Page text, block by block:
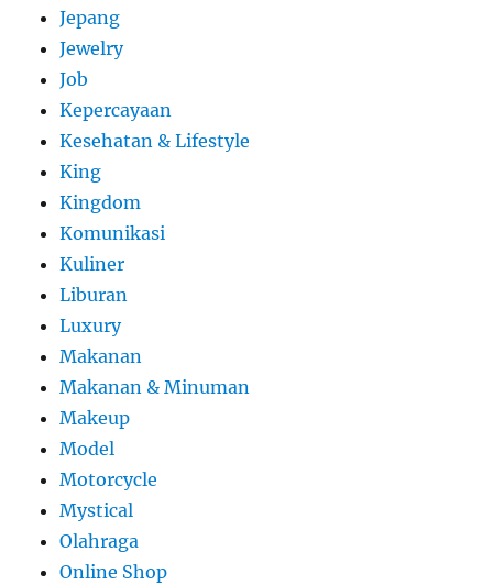
Jepang
Jewelry
Job
Kepercayaan
Kesehatan & Lifestyle
King
Kingdom
Komunikasi
Kuliner
Liburan
Luxury
Makanan
Makanan & Minuman
Makeup
Model
Motorcycle
Mystical
Olahraga
Online Shop